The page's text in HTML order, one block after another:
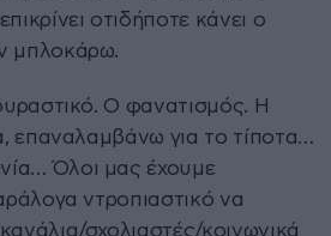
οτιδήποτε κάνει ο
μπλοκάρω.
Ο φανατισμός. Η
επαναλαμβάνω για το τίποτα…
Όλοι μας έχουμε
ντροπιαστικό να
σχολιαστές/κοινωνικά